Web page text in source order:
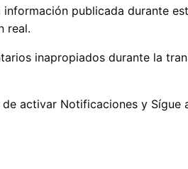
información publicada durante
real.
inapropiados durante la
de activar Notificaciones y Sígue